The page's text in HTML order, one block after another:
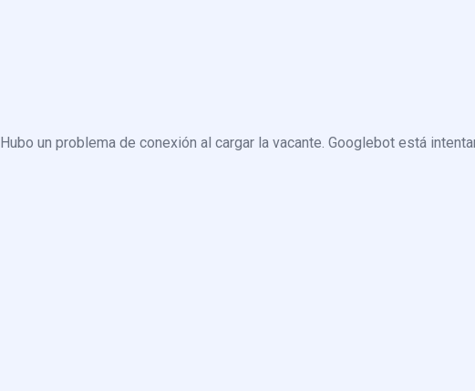
Hubo un problema de conexión al cargar la vacante. Googlebot está